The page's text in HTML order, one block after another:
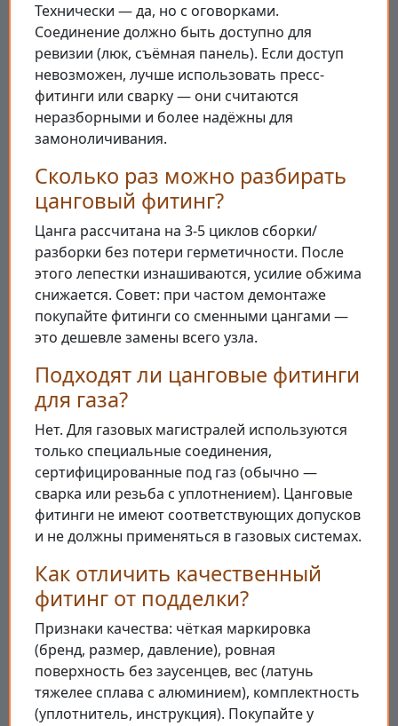
Технически — да, но с оговорками.
Соединение должно быть доступно для
ревизии (люк, съёмная панель). Если доступ
невозможен, лучше использовать пресс-
фитинги или сварку — они считаются
неразборными и более надёжны для
замоноличивания.
Сколько раз можно разбирать
цанговый фитинг?
Цанга рассчитана на 3-5 циклов сборки/
разборки без потери герметичности. После
этого лепестки изнашиваются, усилие обжима
снижается. Совет: при частом демонтаже
покупайте фитинги со сменными цангами —
это дешевле замены всего узла.
Подходят ли цанговые фитинги
для газа?
Нет. Для газовых магистралей используются
только специальные соединения,
сертифицированные под газ (обычно —
сварка или резьба с уплотнением). Цанговые
фитинги не имеют соответствующих допусков
и не должны применяться в газовых системах.
Как отличить качественный
фитинг от подделки?
Признаки качества: чёткая маркировка
(бренд, размер, давление), ровная
поверхность без заусенцев, вес (латунь
тяжелее сплава с алюминием), комплектность
(уплотнитель, инструкция). Покупайте у